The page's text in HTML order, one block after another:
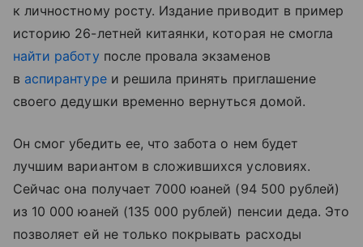
к личностному росту. Издание приводит в пример
историю 26-летней китаянки, которая не смогла
найти работу после провала экзаменов
в аспирантуреи решила принять приглашение
своего дедушки временно вернуться домой.
Он смог убедить ее, что забота о нем будет
лучшим вариантом в сложившихся условиях.
Сейчас она получает 7000 юаней (94 500 рублей)
из 10 000 юаней (135 000 рублей) пенсии деда. Это
позволяет ей не только покрывать расходы